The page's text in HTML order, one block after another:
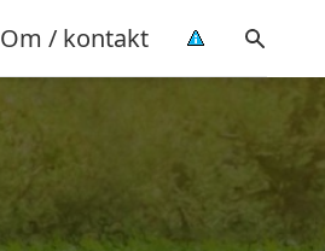
Om / kontakt